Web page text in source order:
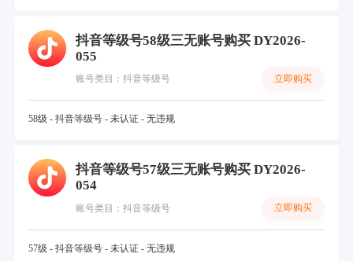
抖音等级号58级三无账号购买 DY2026-
055
账号类目：抖音等级号 立即购买
58级 - 抖音等级号 - 未认证 - 无违规
抖音等级号57级三无账号购买 DY2026-
054
账号类目：抖音等级号 立即购买
57级 - 抖音等级号 - 未认证 - 无违规